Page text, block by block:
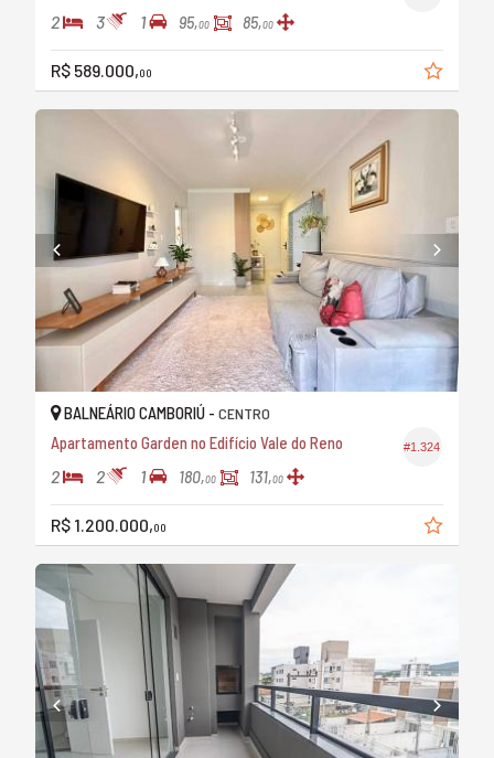
2 3 1 95,00 85,00
R$ 589.000,00
#1.324
BALNEÁRIO CAMBORIÚ - CENTRO
Apartamento Garden no Edifício Vale do Reno
2 2 1 180,00 131,00
R$ 1.200.000,00